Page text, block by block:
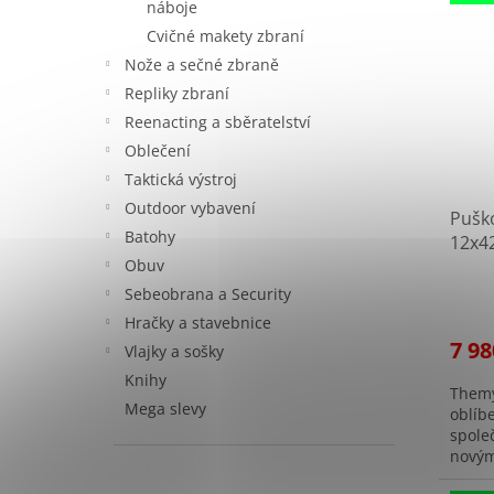
náboje
Cvičné makety zbraní
Nože a sečné zbraně
Repliky zbraní
Reenacting a sběratelství
Oblečení
Taktická výstroj
Outdoor vybavení
Batohy
Obuv
Sebeobrana a Security
Hračky a stavebnice
Vlajky a sošky
Knihy
Mega slevy
je
z
5
7